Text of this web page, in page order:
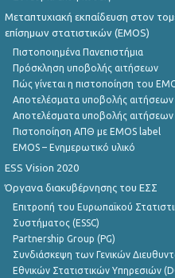
Μεταπτυχιακή εκπαίδευση στον
επίσημων στατιστικών (EMOS)
Πιστοποιημένα Πανεπιστήμια
Πρόσκληση υποβολής αιτήσεων
Πώς γίνεται η πιστοποίηση του
Αποτελέσματα υποβολής αιτήσεων
Αποτελέσματα υποβολής αιτήσεων
Πιστοποίηση ΑΠΘ με EMOS label
EMOS – Ενημερωτικό υλικό
ESS Vision 2020
Όργανα διακυβέρνησης του ΕΣΣ
Επιτροπή του Ευρωπαϊκού
Συστήματος (ESSC)
Partnership Group (PG)
Συνδιάσκεψη των Γενικών
Εθνικών Στατιστικών Υπηρεσιών